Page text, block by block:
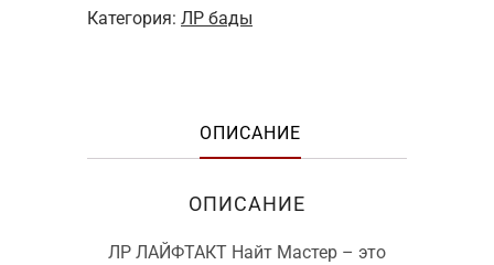
Категория: ЛР бады
ОПИСАНИЕ
ОПИСАНИЕ
ЛР ЛАЙФТАКТ Найт Мастер – это